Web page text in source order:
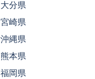
大分県
宮崎県
沖縄県
熊本県
福岡県